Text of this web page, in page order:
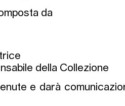
da
della Collezione
e darà